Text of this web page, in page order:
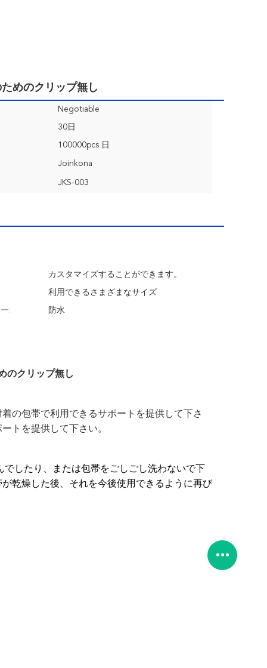
めのクリップ無し
Negotiable
30日
100000pcs 日
Joinkona
JKS-003
カスタマイズすることができます。
利用できるさまざまなサイズ
: 防水
のクリップ無し
の包帯で利用できるサポートを提供して下さ
トを提供して下さい。
したり、または包帯をごしごし洗わないで下
乾燥した後、それを今後使用できるように再び